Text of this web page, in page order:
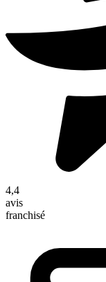
4,4
avis
franchisé